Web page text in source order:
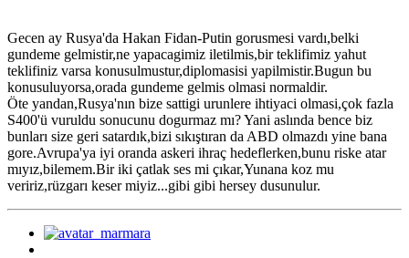
Gecen ay Rusya'da Hakan Fidan-Putin gorusmesi vardı,belki
gundeme gelmistir,ne yapacagimiz iletilmis,bir teklifimiz yahut
teklifiniz varsa konusulmustur,diplomasisi yapilmistir.Bugun bu
konusuluyorsa,orada gundeme gelmis olmasi normaldir.
Öte yandan,Rusya'nın bize sattigi urunlere ihtiyaci olmasi,çok fazla
S400'ü vuruldu sonucunu dogurmaz mı? Yani aslında bence biz
bunları size geri satardık,bizi sıkıştıran da ABD olmazdı yine bana
gore.Avrupa'ya iyi oranda askeri ihraç hedeflerken,bunu riske atar
mıyız,bilemem.Bir iki çatlak ses mi çıkar,Yunana koz mu
veririz,rüzgarı keser miyiz...gibi gibi hersey dusunulur.